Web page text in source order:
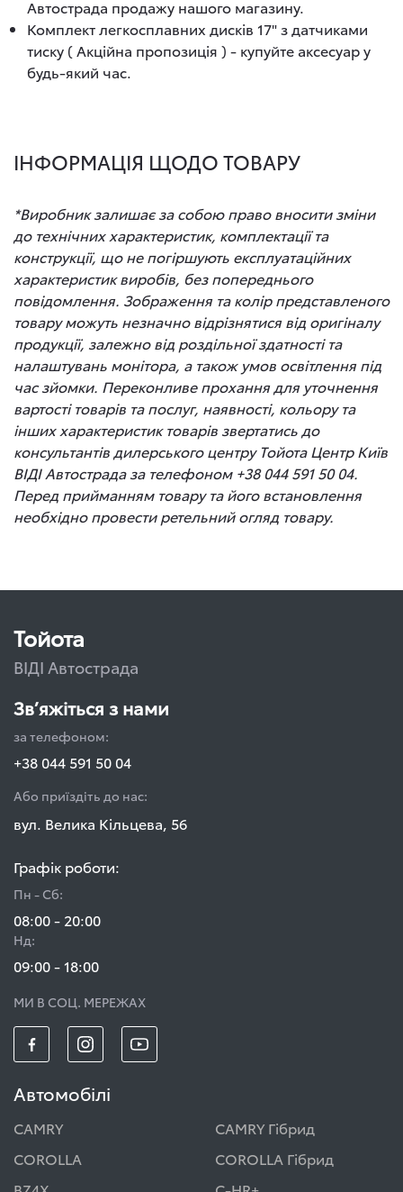
Автострада продажу нашого магазину.
Комплект легкосплавних дисків 17" з датчиками
тиску ( Акційна пропозиція ) - купуйте аксесуар у
будь-який час.
ІНФОРМАЦІЯ ЩОДО ТОВАРУ
*Виробник залишає за собою право вносити зміни
до технічних характеристик, комплектації та
конструкції, що не погіршують експлуатаційних
характеристик виробів, без попереднього
повідомлення. Зображення та колір представленого
товару можуть незначно відрізнятися від оригіналу
продукції, залежно від роздільної здатності та
налаштувань монітора, а також умов освітлення під
час зйомки. Переконливе прохання для уточнення
вартості товарів та послуг, наявності, кольору та
інших характеристик товарів звертатись до
консультантів дилерського центру Тойота Центр Київ
ВІДІ Автострада за телефоном +38 044 591 50 04.
Перед прийманням товару та його встановлення
необхідно провести ретельний огляд товару.
Тойота
ВІДІ Автострада
Зв’яжіться з нами
за телефоном:
+38 044 591 50 04
Або приїздіть до нас:
вул. Велика Кільцева, 56
Графік роботи:
Пн - Сб:
08:00 - 20:00
Нд:
09:00 - 18:00
МИ В СОЦ. МЕРЕЖАХ
Автомобілі
CAMRY
CAMRY Гібрид
COROLLA
COROLLA Гібрид